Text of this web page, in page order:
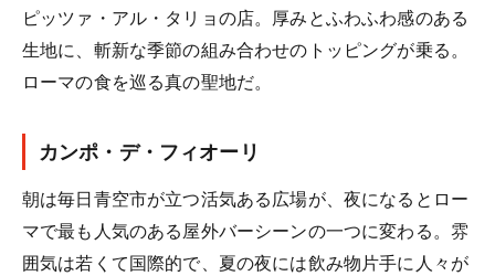
ピッツァ・アル・タリョの店。厚みとふわふわ感のある
生地に、斬新な季節の組み合わせのトッピングが乗る。
ローマの食を巡る真の聖地だ。
カンポ・デ・フィオーリ
朝は毎日青空市が立つ活気ある広場が、夜になるとロー
マで最も人気のある屋外バーシーンの一つに変わる。雰
囲気は若くて国際的で、夏の夜には飲み物片手に人々が